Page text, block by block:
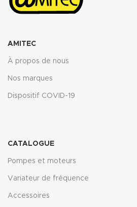
AMITEC
À propos de nous
Nos marques
Dispositif COVID-19
CATALOGUE
Pompes et moteurs
Variateur de fréquence
Accessoires